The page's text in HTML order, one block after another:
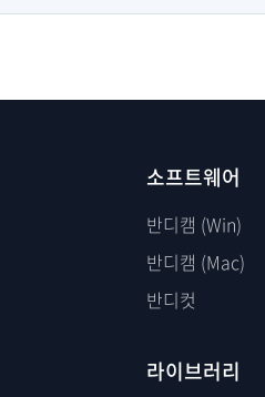
소프트웨어
반디캠 (Win)
반디캠 (Mac)
반디컷
라이브러리